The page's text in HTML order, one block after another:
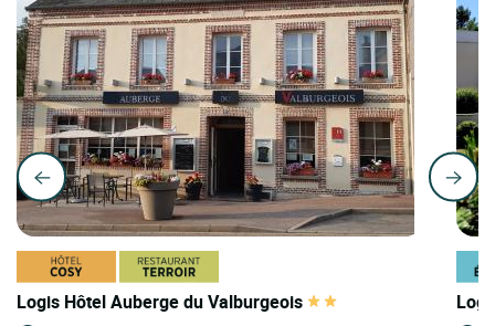
Logis Hôtel Auberge du Valburgeois